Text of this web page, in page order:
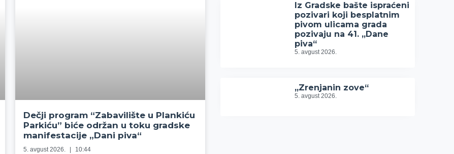
Dečji program “Zabavilište u Plankiću
Parkiću” biće održan u toku gradske
manifestacije „Dani piva“
5. avgust 2026. 10:44
Iz Gradske bašte ispraćeni
pozivari koji besplatnim
pivom ulicama grada
pozivaju na 41. „Dane
piva“
5. avgust 2026.
„Zrenjanin zove“
5. avgust 2026.